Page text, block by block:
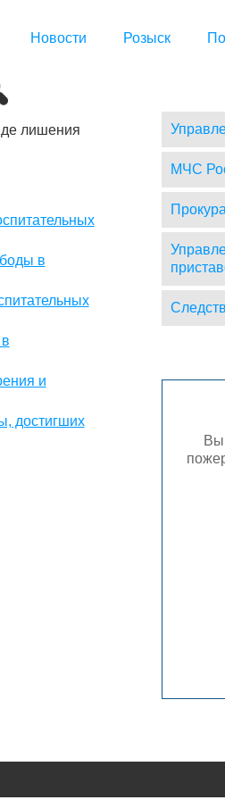
Новости Розыск
лишения
в
и
достигших
МЧС
Вы